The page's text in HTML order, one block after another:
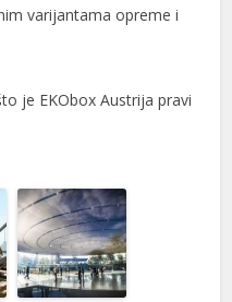
varijantama opreme i
je EKObox Austrija pravi